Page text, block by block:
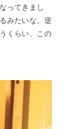
ってきまし
みたいな。逆
くらい、この